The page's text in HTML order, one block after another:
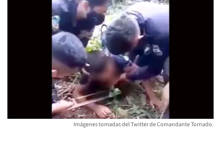
Imágenes tomadas del Twitter de Comandante Tornado.